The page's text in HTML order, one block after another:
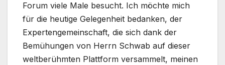
Forum viele Male besucht. Ich möchte mich
für die heutige Gelegenheit bedanken, der
Expertengemeinschaft, die sich dank der
Bemühungen von Herrn Schwab auf dieser
weltberühmten Plattform versammelt, meinen